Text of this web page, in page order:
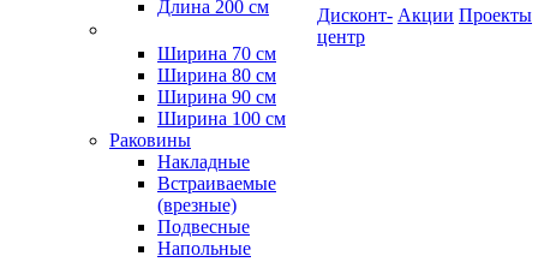
Длина 200 см
Ширина 70 см
Ширина 80 см
Ширина 90 см
Ширина 100 см
Раковины
Накладные
Встраиваемые
(врезные)
Подвесные
Напольные
Дисконт-
центр
Акции Проекты